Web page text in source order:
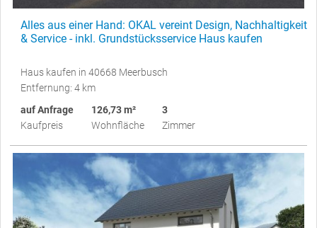
Alles aus einer Hand: OKAL vereint Design, Nachhaltigkeit
& Service - inkl. Grundstücksservice Haus kaufen
Haus kaufen in 40668 Meerbusch
Entfernung: 4 km
auf Anfrage
Kaufpreis
126,73 m²
Wohnfläche
3
Zimmer